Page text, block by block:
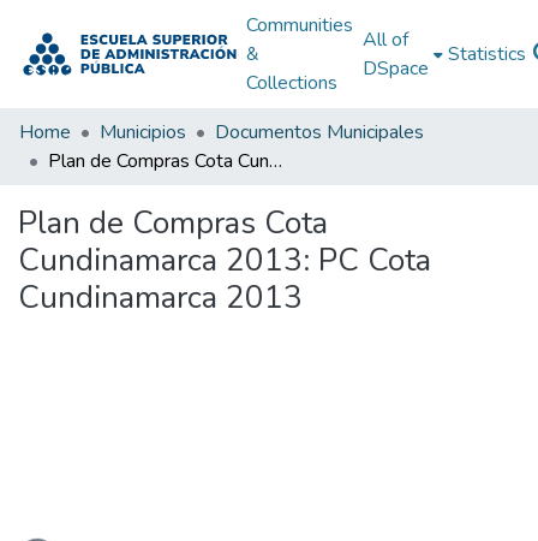
Communities
&
Collections
All of
DSpace
Statistics
Home Municipios
Documentos Municipales
Plan de Compras Cota Cundinamarca 2013: PC Cota Cundinamarca 2013
Plan de Compras Cota
Cundinamarca 2013: PC Cota
Cundinamarca 2013